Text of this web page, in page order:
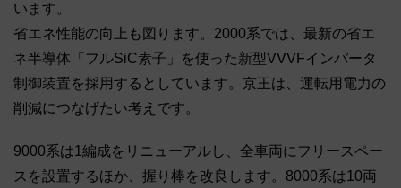
います。
省エネ性能の向上も図ります。2000系では、最新の省エ
ネ半導体「フルSiC素子」を使った新型VVVFインバータ
制御装置を採用するとしています。京王は、運転用電力の
削減につなげたい考えです。
9000系は1編成をリニューアルし、全車両にフリースペー
スを設置するほか、握り棒を改良します。8000系は10両